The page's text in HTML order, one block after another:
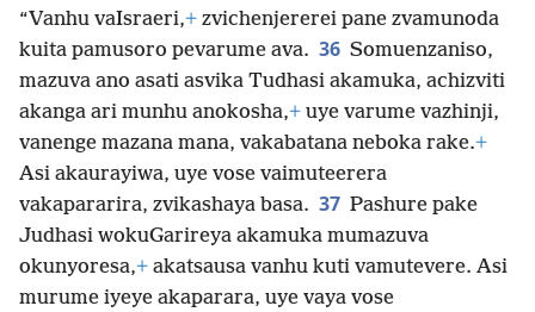
“Vanhu vaIsraeri,+ zvichenjererei pane zvamunoda
kuita pamusoro pevarume ava. 36 Somuenzaniso,
mazuva ano asati asvika Tudhasi akamuka, achizviti
akanga ari munhu anokosha,+ uye varume vazhinji,
vanenge mazana mana, vakabatana neboka rake.+
Asi akaurayiwa, uye vose vaimuteerera
vakapararira, zvikashaya basa. 37 Pashure pake
Judhasi wokuGarireya akamuka mumazuva
okunyoresa,+ akatsausa vanhu kuti vamutevere. Asi
murume iyeye akaparara, uye vaya vose